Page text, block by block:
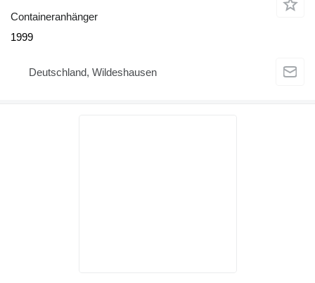
Containeranhänger
1999
Deutschland, Wildeshausen